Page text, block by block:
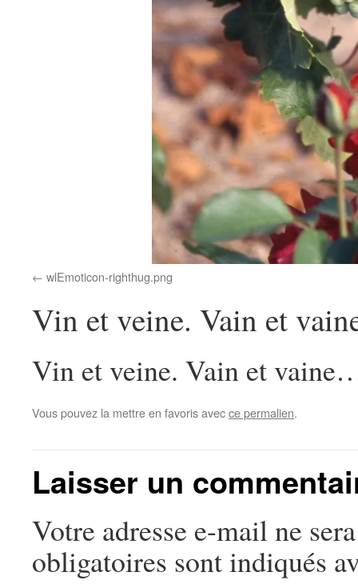
wlEmoticon-righthug.png
Vin et veine. Vain et
Vin et veine. Vain et
Vous pouvez la mettre en favoris avecce permalien.
Laisser un
Votre adresse e-mail ne
obligatoires sont indiqués